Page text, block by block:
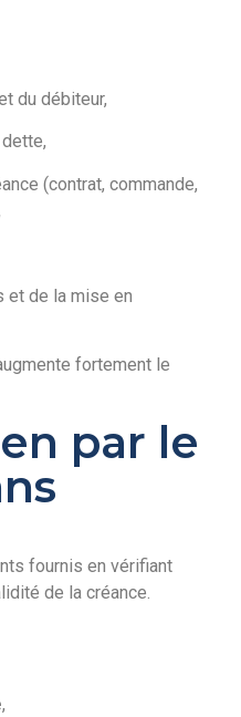
du débiteur,
(contrat, commande,
et de la mise en
fortement le
par le
fournis en vérifiant
de la créance.
,